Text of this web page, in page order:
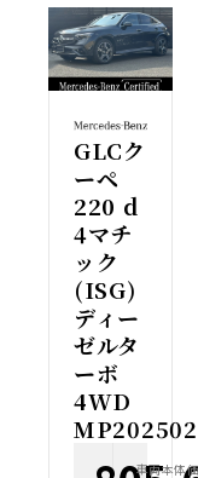
GLCク
ーペ
220 d
4マチ
ック
(ISG)
ディー
ゼルタ
ーボ
4WD
MP202502
車両本体